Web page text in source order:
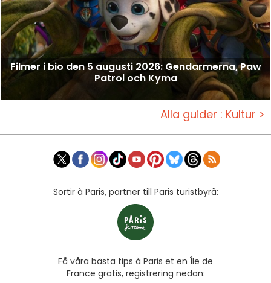
Filmer i bio den 5 augusti 2026: Gendarmerna, Paw
Patrol och Kyma
Alla guider : Kultur >
Sortir à Paris, partner till Paris turistbyrå:
Få våra bästa tips à Paris et en Île de
France gratis, registrering nedan: